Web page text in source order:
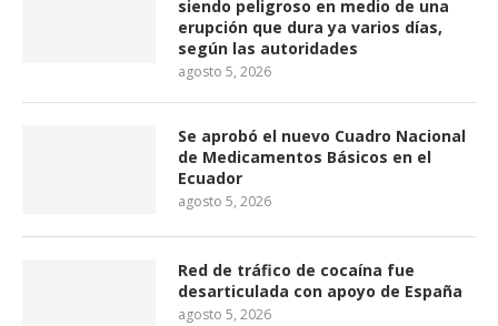
siendo peligroso en medio de una
erupción que dura ya varios días,
según las autoridades
agosto 5, 2026
Se aprobó el nuevo Cuadro Nacional
de Medicamentos Básicos en el
Ecuador
agosto 5, 2026
Red de tráfico de cocaína fue
desarticulada con apoyo de España
agosto 5, 2026